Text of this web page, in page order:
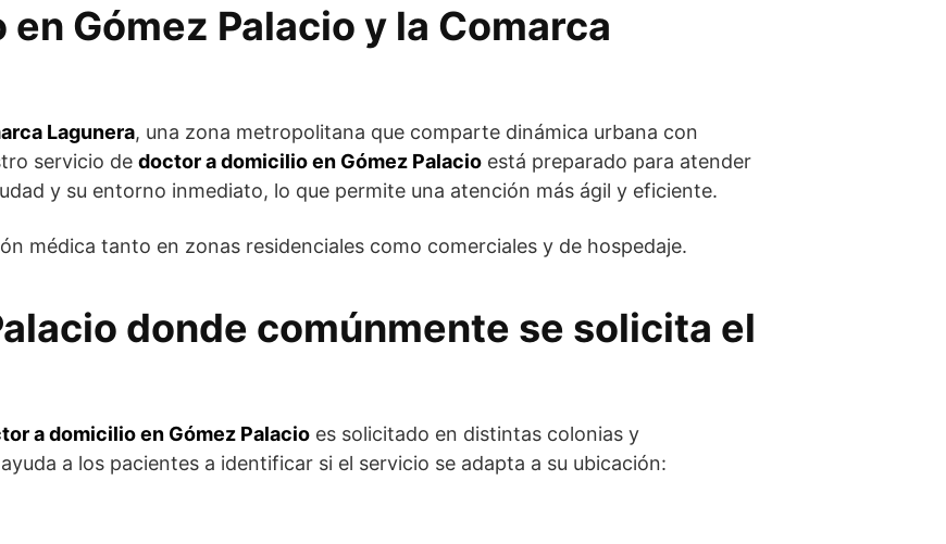
Gómez Palacio y la Comarca
Lagunera, una zona metropolitana que comparte dinámica urbana con
servicio de doctor a domicilio en Gómez Palacio está preparado para atender
y su entorno inmediato, lo que permite una atención más ágil y eficiente.
médica tanto en zonas residenciales como comerciales y de hospedaje.
donde comúnmente se solicita el
a domicilio en Gómez Palacio es solicitado en distintas colonias y
a los pacientes a identificar si el servicio se adapta a su ubicación: